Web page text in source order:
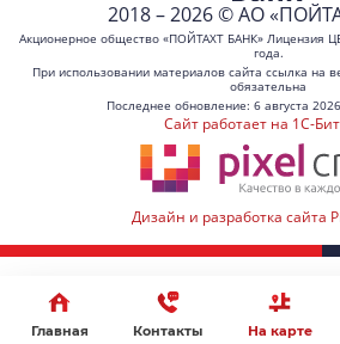
2018 – 2026 © АО
Акционерное общество «ПОЙТАХТ БАНК» Лицензия
года.
При использовании материалов сайта ссылка на
обязательна
Последнее обновление: 6 августа
Сайт работает на 1C-
Дизайн и разработка сайта
Главная Контакты На карте